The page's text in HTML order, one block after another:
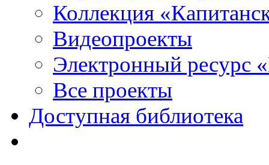
Коллекция
Видеопроекты
Электронный ресурс
Все проекты
Доступная библиотека